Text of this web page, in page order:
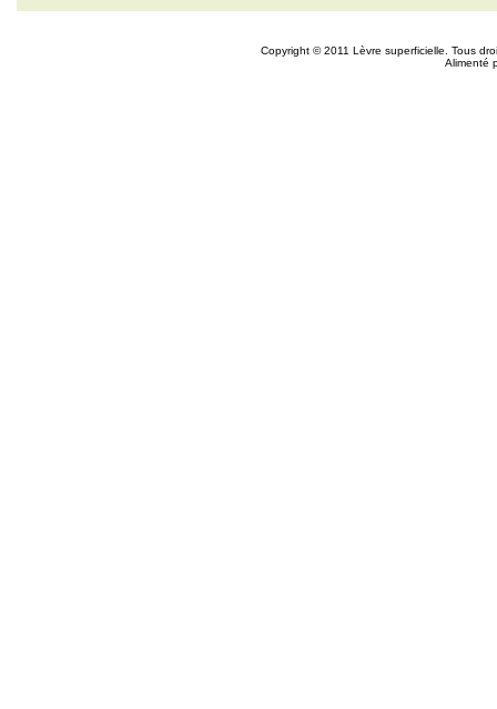
Copyright © 2011 Lèvre superficielle. Tous
Alimenté